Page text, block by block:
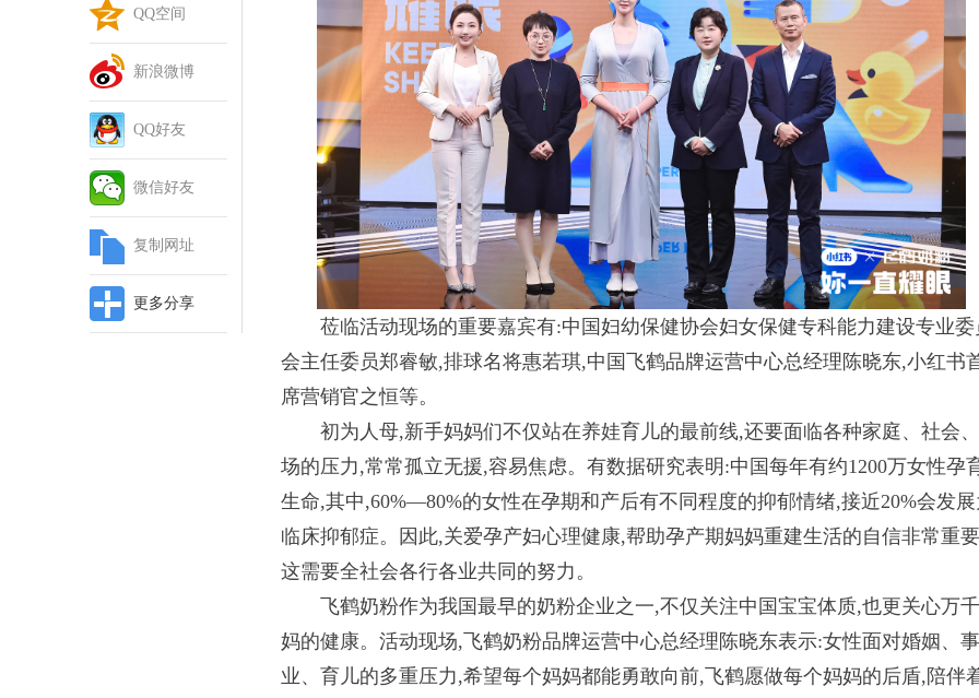
QQ空间
新浪微博
QQ好友
微信好友
复制网址
更多分享
莅临活动现场的重要嘉宾有:中国妇幼保健协会妇女保健专科能力建设专业委
会主任委员郑睿敏,排球名将惠若琪,中国飞鹤品牌运营中心总经理陈晓东,小红书
席营销官之恒等。
初为人母,新手妈妈们不仅站在养娃育儿的最前线,还要面临各种家庭、社会
场的压力,常常孤立无援,容易焦虑。有数据研究表明:中国每年有约1200万女性孕
生命,其中,60%—80%的女性在孕期和产后有不同程度的抑郁情绪,接近20%会发展
临床抑郁症。因此,关爱孕产妇心理健康,帮助孕产期妈妈重建生活的自信非常重
这需要全社会各行各业共同的努力。
飞鹤奶粉作为我国最早的奶粉企业之一,不仅关注中国宝宝体质,也更关心万
妈的健康。活动现场,飞鹤奶粉品牌运营中心总经理陈晓东表示:女性面对婚姻、事
业、育儿的多重压力,希望每个妈妈都能勇敢向前,飞鹤愿做每个妈妈的后盾,陪伴